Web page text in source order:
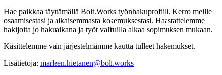
Hae paikkaa täyttämällä Bolt.Works työnhakuprofiili. Kerro meille
osaamisestasi ja aikaisemmasta kokemuksestasi. Haastattelemme
hakijoita jo hakuaikana ja työt valituilla alkaa sopimuksen mukaan.
Käsittelemme vain järjestelmämme kautta tulleet hakemukset.
Lisätietoja: marleen.hietanen@bolt.works